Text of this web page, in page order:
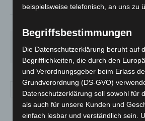
21° 34° 29°
beispielsweise telefonisch, an uns zu
Begriffsbestimmungen
Die Datenschutzerklärung beruht auf
Begrifflichkeiten, die durch den
und Verordnungsgeber beim Erlass
Grundverordnung (DS-GVO)
Datenschutzerklärung soll sowohl für
als auch für unsere Kunden und
einfach lesbar und verständlich sein.